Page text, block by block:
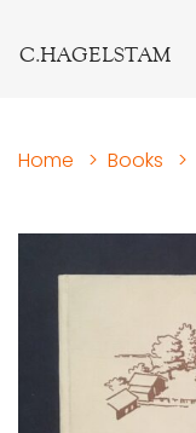
C.HAGELSTAM
Home > Books >